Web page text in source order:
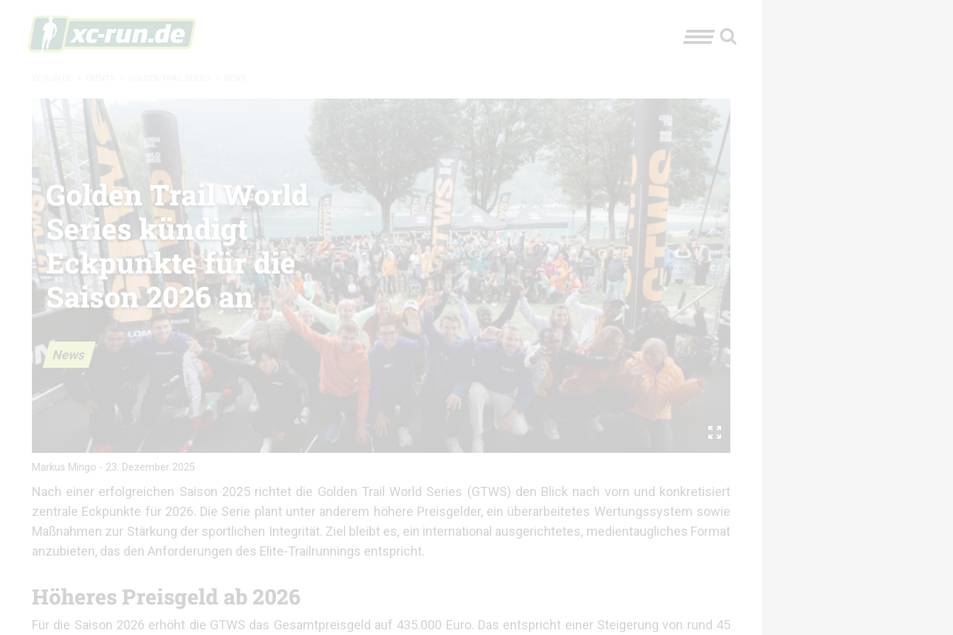
News
Golden Trail World
Series kündigt
Eckpunkte für die
Saison 2026 an
Markus Mingo - 23. Dezember 2025
Nach einer erfolgreichen Saison 2025 richtet die Golden Trail World Series (GTWS) den Blick nach vorn und konkretisiert
zentrale Eckpunkte für 2026. Die Serie plant unter anderem höhere Preisgelder, ein überarbeitetes Wertungssystem sowie
Maßnahmen zur Stärkung der sportlichen Integrität. Ziel bleibt es, ein international ausgerichtetes, medientaugliches Format
anzubieten, das den Anforderungen des Elite-Trailrunnings entspricht.
Höheres Preisgeld ab 2026
Für die Saison 2026 erhöht die GTWS das Gesamtpreisgeld auf 435.000 Euro. Das entspricht einer Steigerung von rund 45